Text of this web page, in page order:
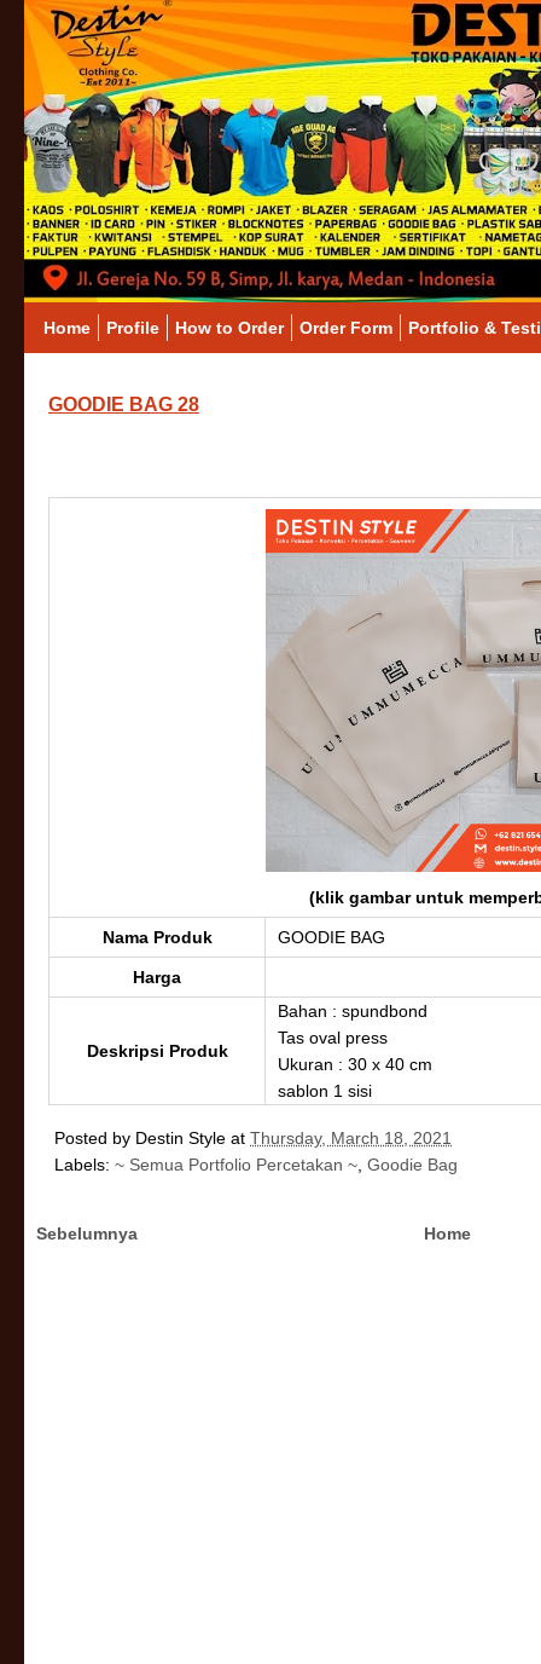
Home Profile How to Order Order Form Portfolio &
GOODIE BAG 28
(klik gambar untuk
Nama Produk GOODIE BAG
Harga
Deskripsi Produk
Bahan : spundbond
Tas oval press
Ukuran : 30 x 40 cm
sablon 1 sisi
Posted by Destin Style at Thursday, March 18, 2021
Labels: ~ Semua Portfolio Percetakan ~ Goodie Bag
Sebelumnya Home